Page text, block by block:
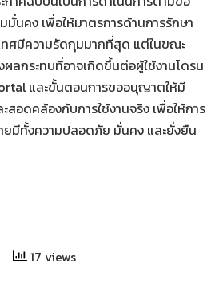
มั่นคง เพื่อให้มาตรการด้านการรักษา
ศมีความรัดกุมมากที่สุด แต่ในขณะ
ผลกระทบที่อาจเกิดขึ้นต่อผู้ใช้งานโดรน
และขั้นตอนการขออนุญาตให้มี
สอดคล้องกับการใช้งานจริง เพื่อให้การ
ทยมีทั้งความปลอดภัย มั่นคง และยั่งยืน
17 views